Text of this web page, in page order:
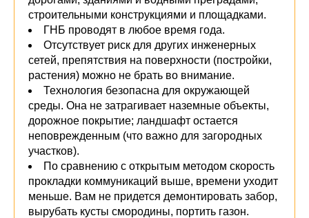
строительными конструкциями и площадками.
ГНБ проводят в любое время года.
Отсутствует риск для других инженерных
сетей, препятствия на поверхности (постройки,
растения) можно не брать во внимание.
Технология безопасна для окружающей
среды. Она не затрагивает наземные объекты,
дорожное покрытие; ландшафт остается
неповрежденным (что важно для загородных
участков).
По сравнению с открытым методом скорость
прокладки коммуникаций выше, времени уходит
меньше. Вам не придется демонтировать забор,
вырубать кусты смородины, портить газон.